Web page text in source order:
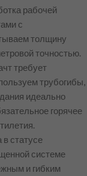
рабочей
с
толщину
точностью.
требует
трубогибы,
идеально
горячее
в статусе
системе
и гибким